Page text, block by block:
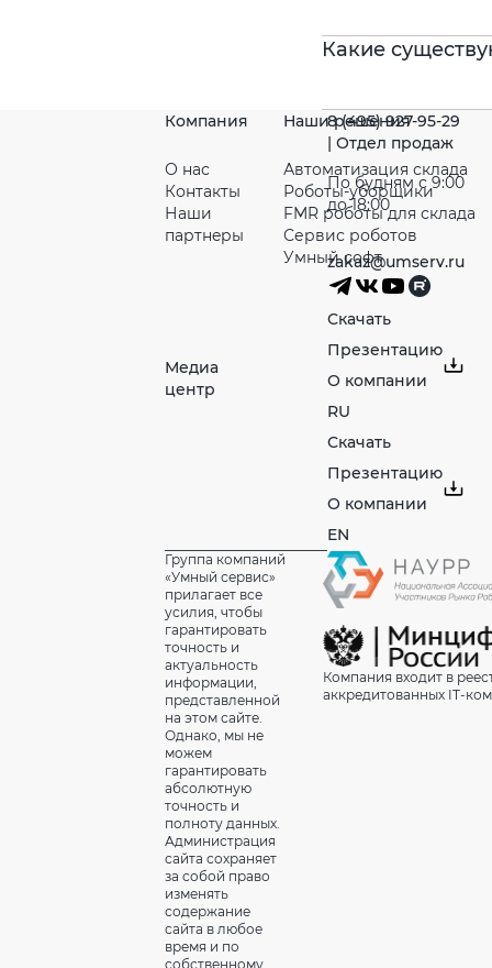
Какие
Компания
О нас
Контакты
Наши
партнeры
Медиа
центр
Наши решения
Автоматизация склада
Роботы-уборщики
FMR роботы для склада
Сервис роботов
Умный софт
8 (495) 927-95-29
| Отдел продаж
По будням с 9:00
до 18:00
zakaz@umserv.ru
Скачать
Презентацию
О компании
RU
Скачать
Презентацию
О компании
EN
Группа компаний
«Умный сервис»
прилагает все
усилия, чтобы
гарантировать
точность и
актуальность
информации,
представленной
на этом сайте.
Однако, мы не
можем
гарантировать
абсолютную
точность и
полноту данных.
Администрация
сайта сохраняет
за собой право
изменять
содержание
сайта в любое
время и по
собственному
Компания входит в
аккредитованных IT-